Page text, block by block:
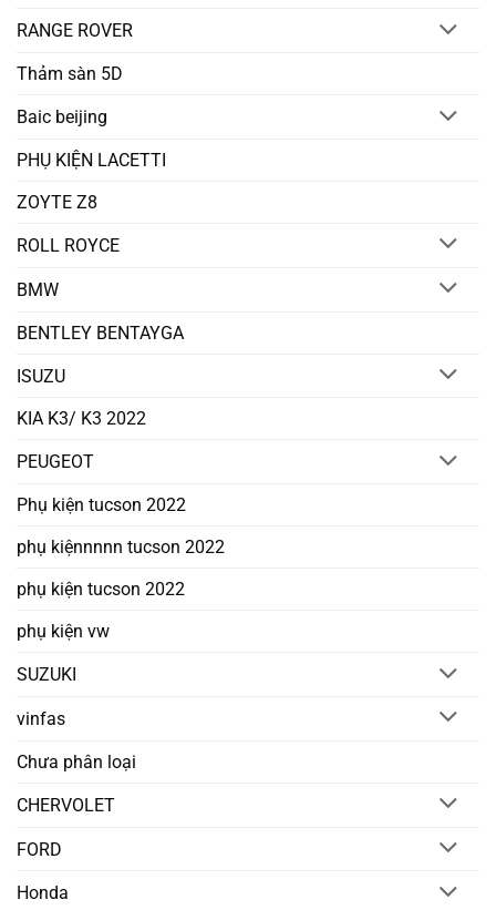
RANGE ROVER
Thảm sàn 5D
Baic beijing
PHỤ KIỆN LACETTI
ZOYTE Z8
ROLL ROYCE
BMW
BENTLEY BENTAYGA
ISUZU
KIA K3/ K3 2022
PEUGEOT
Phụ kiện tucson 2022
phụ kiệnnnnn tucson 2022
phụ kiện tucson 2022
phụ kiện vw
SUZUKI
vinfas
Chưa phân loại
CHERVOLET
FORD
Honda